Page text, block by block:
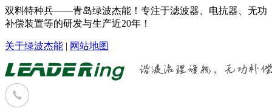
双料特种兵——青岛绿波杰能！专注于滤波器、电抗器、无功
补偿装置等的研发与生产近20年！
关于绿波杰能 | 网站地图